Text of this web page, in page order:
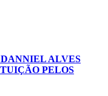
ALVES
PELOS